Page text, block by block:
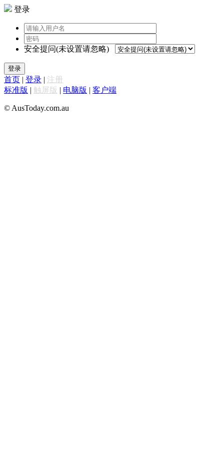
登录
安全提问(未设置请忽略)
登录
首页 | 登录 | 注册
标准版 | 触屏版 | 电脑版 | 客户端
© AusToday.com.au